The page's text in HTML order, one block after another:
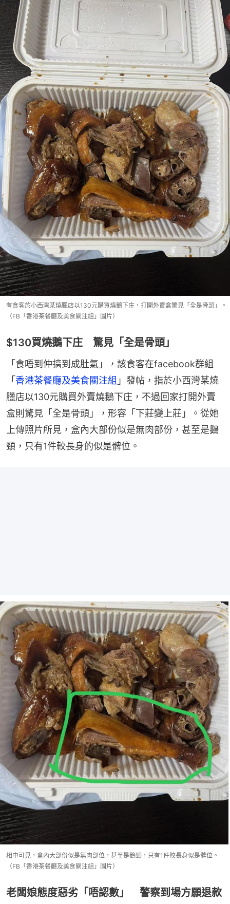
有食客於小西灣某燒臘店以130元購買燒鵝下庄，打開外賣盒驚見「全是骨頭」。
（FB「香港茶餐廳及美食關注組」圖片）
$130買燒鵝下庄 驚見「全是骨頭」
「食唔到仲搞到成肚氣」，該食客在facebook群組
「 香港茶餐廳及美食關注組 」發帖，指於小西灣某燒
臘店以130元購買外賣燒鵝下庄，不過回家打開外賣
盒則驚見「全是骨頭」，形容「下莊變上莊」。從她
上傳照片所見，盒內大部份似是無肉部份，甚至是鵝
頸，只有1件較長身的似是髀位。
相中可見，盒內大部份似是無肉部位，甚至是鵝頸，只有1件較長身似是髀位。
（FB「香港茶餐廳及美食關注組」圖片）
老闆娘態度惡劣「唔認數」 警察到場方願退款